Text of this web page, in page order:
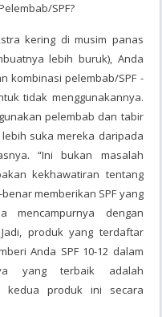
SPF?
kering di musim panas
lebih buruk), Anda
kombinasi pelembab/SPF -
tidak menggunakannya.
pelembab dan tabir
suka mereka daripada
“Ini bukan masalah
kekhawatiran tentang
memberikan SPF yang
mencampurnya dengan
produk yang terdaftar
Anda SPF 10-12 dalam
yang terbaik adalah
kedua produk ini secara